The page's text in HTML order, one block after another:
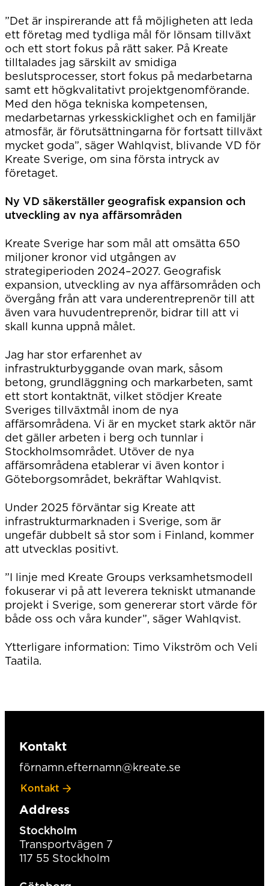
”Det är inspirerande att få möjligheten att leda
ett företag med tydliga mål för lönsam tillväxt
och ett stort fokus på rätt saker. På Kreate
tilltalades jag särskilt av smidiga
beslutsprocesser, stort fokus på medarbetarna
samt ett högkvalitativt projektgenomförande.
Med den höga tekniska kompetensen,
medarbetarnas yrkesskicklighet och en familjär
atmosfär, är förutsättningarna för fortsatt tillväxt
mycket goda”, säger Wahlqvist, blivande VD för
Kreate Sverige, om sina första intryck av
företaget.
Ny VD säkerställer geografisk expansion och
utveckling av nya affärsområden
Kreate Sverige har som mål att omsätta 650
miljoner kronor vid utgången av
strategiperioden 2024–2027. Geografisk
expansion, utveckling av nya affärsområden och
övergång från att vara underentreprenör till att
även vara huvudentreprenör, bidrar till att vi
skall kunna uppnå målet.
Jag har stor erfarenhet av
infrastrukturbyggande ovan mark, såsom
betong, grundläggning och markarbeten, samt
ett stort kontaktnät, vilket stödjer Kreate
Sveriges tillväxtmål inom de nya
affärsområdena. Vi är en mycket stark aktör när
det gäller arbeten i berg och tunnlar i
Stockholmsområdet. Utöver de nya
affärsområdena etablerar vi även kontor i
Göteborgsområdet, bekräftar Wahlqvist.
Under 2025 förväntar sig Kreate att
infrastrukturmarknaden i Sverige, som är
ungefär dubbelt så stor som i Finland, kommer
att utvecklas positivt.
”I linje med Kreate Groups verksamhetsmodell
fokuserar vi på att leverera tekniskt utmanande
projekt i Sverige, som genererar stort värde för
både oss och våra kunder”, säger Wahlqvist.
Ytterligare information: Timo Vikström och Veli
Taatila.
Kontakt
förnamn.efternamn@kreate.se
Kontakt
Address
Stockholm
Transportvägen 7
117 55 Stockholm